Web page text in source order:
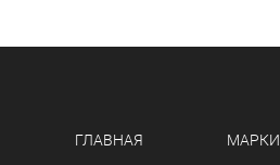
ГЛАВНАЯ МАРКИ